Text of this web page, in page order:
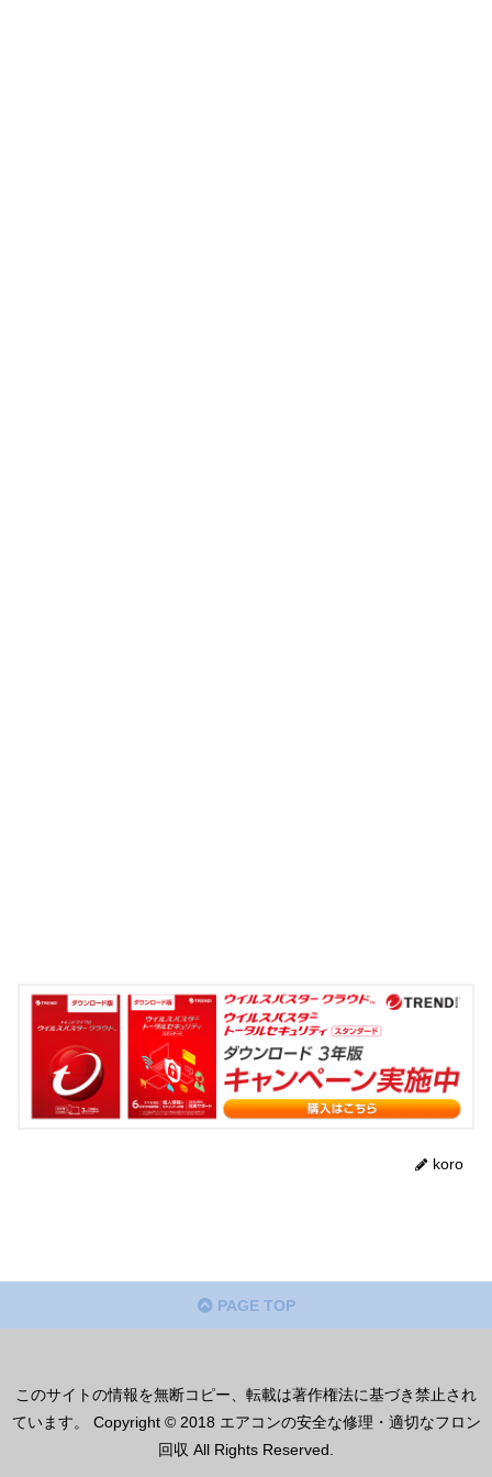
koro
PAGE TOP
このサイトの情報を無断コピー、転載は著作権法に基づき禁止され
ています。 Copyright © 2018 エアコンの安全な修理・適切なフロン
回収 All Rights Reserved.